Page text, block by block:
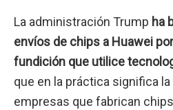
La administración Trump ha
envíos de chips a Huawei
fundición que utilice
que en la práctica significa
empresas que fabrican